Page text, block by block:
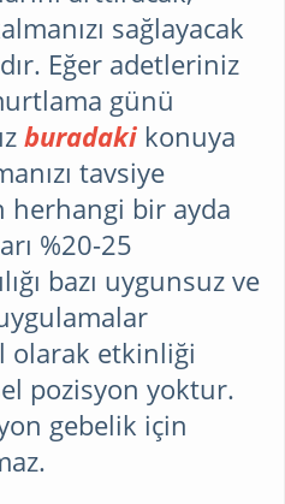
sağlayacak
Eğer adetleriniz
günü
buradaki konuya
tavsiye
herhangi bir ayda
%20-25
bazı uygunsuz ve
olarak etkinliği
pozisyon yoktur.
gebelik için